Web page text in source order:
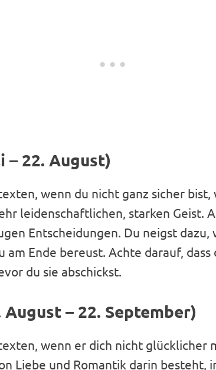
– 22. August)
wenn du nicht ganz sicher bist,
leidenschaftlichen, starken Geist.
Entscheidungen. Du neigst
am Ende bereust. Achte darauf,
du sie abschickst.
– 22. September)
wenn er dich nicht glücklicher
Liebe und Romantik darin besteht,